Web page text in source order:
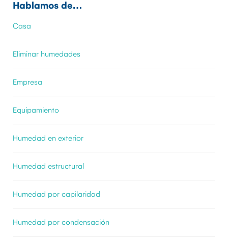
Hablamos de…
Casa
Eliminar humedades
Empresa
Equipamiento
Humedad en exterior
Humedad estructural
Humedad por capilaridad
Humedad por condensación